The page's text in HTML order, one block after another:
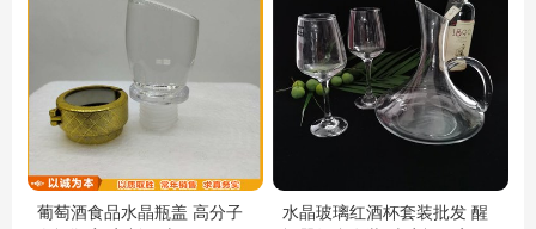
葡萄酒食品水晶瓶盖 高分子
水晶玻璃红酒杯套装批发 醒